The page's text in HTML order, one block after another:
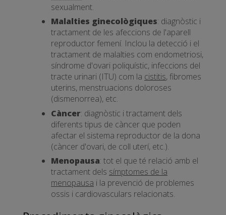
sexualment.
Malalties ginecològiques: diagnòstic i
tractament de les afeccions de l'aparell
reproductor femení. Inclou la detecció i el
tractament de malalties com endometriosi,
síndrome d'ovari poliquístic, infeccions del
tracte urinari (ITU) com la cistitis, fibromes
uterins, menstruacions doloroses
(dismenorrea), etc.
Càncer: diagnòstic i tractament dels
diferents tipus de càncer que poden
afectar el sistema reproductor de la dona
(càncer d'ovari, de coll uterí, etc.).
Menopausa: tot el que té relació amb el
tractament dels símptomes de la
menopausa i la prevenció de problemes
ossis i cardiovasculars relacionats.